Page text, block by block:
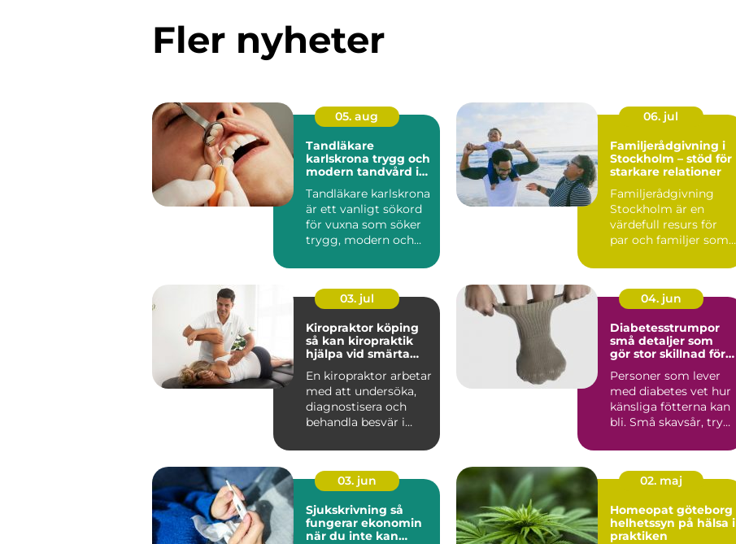
Fler nyheter
05. aug
Tandläkare
karlskrona trygg och
modern tandvård i
Tandläkare karlskrona
är ett vanligt sökord
för vuxna som söker
trygg, modern och
06. jul
Familjerådgivning i
Stockholm – stöd för
starkare relationer
Familjerådgivning
Stockholm är en
värdefull resurs för
par och familjer som
03. jul
Kiropraktor köping
så kan kiropraktik
hjälpa vid smärta
En kiropraktor arbetar
med att undersöka,
diagnostisera och
behandla besvär i
ner...
04. jun
Diabetesstrumpor
små detaljer som
gör stor skillnad för
Personer som lever
med diabetes vet hur
känsliga fötterna kan
bli. Små skavsår, tryck
03. jun
Sjukskrivning så
fungerar ekonomin
när du inte kan
02. maj
Homeopat göteborg
helhetssyn på hälsa i
praktiken